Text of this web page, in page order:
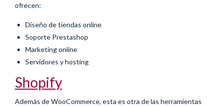
ofrecen:
Diseño de tiendas online
Soporte Prestashop
Marketing online
Servidores y hosting
Shopify
Además de WooCommerce, esta es otra de las herramientas